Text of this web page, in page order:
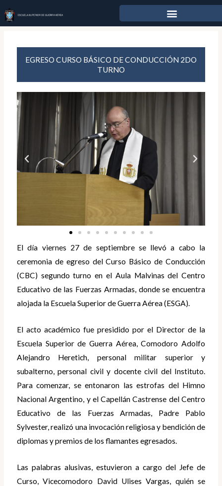
al
EGRESO CURSO BÁSICO DE CONDUCCIÓN 2DO
TURNO
El día viernes 27 de septiembre se llevó a cabo la
ceremonia de egreso del Curso Básico de Conducción
(CBC) segundo turno en el Aula Malvinas del Centro
Educativo de las Fuerzas Armadas, donde se encuentra
alojada la Escuela Superior de Guerra Aérea (ESGA).
El acto académico fue presidido por el Director de la
Escuela Superior de Guerra Aérea, Comodoro Adolfo
Alejandro Heretich, personal militar superior y
subalterno, personal civil y docente civil del Instituto.
Para comenzar, se entonaron las estrofas del Himno
Nacional Argentino, y el Capellán Castrense del Centro
Educativo de las Fuerzas Armadas, Padre Pablo
Sylvester, realizó una invocación religiosa y bendición de
diplomas y premios de los flamantes egresados.
Las palabras alusivas, estuvieron a cargo del Jefe de
Curso, Vicecomodoro David Ulises Vargas, quién se